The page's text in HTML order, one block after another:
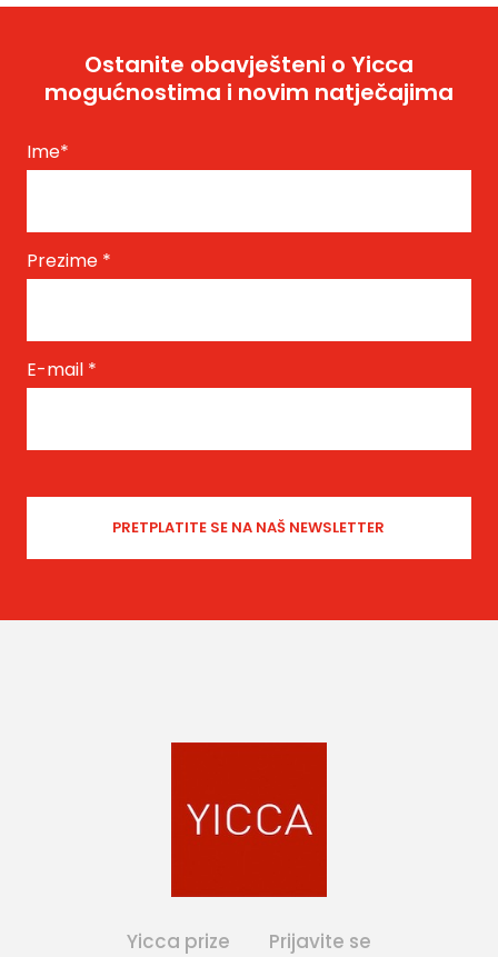
Ostanite obavješteni o Yicca
mogućnostima i novim natječajima
Ime*
Prezime *
E-mail *
Yicca prize Prijavite se